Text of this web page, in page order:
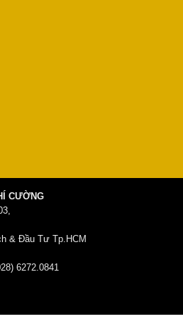
CƯỜNG
& Đầu Tư Tp.HCM
6272.0841